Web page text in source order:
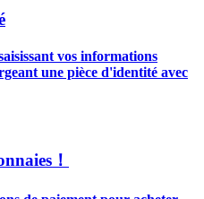
vos informations
une pièce d'identité avec
！